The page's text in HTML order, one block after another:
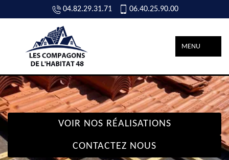
04.82.29.31.71 06.40.25.90.00
MENU
VOIR NOS RÉALISATIONS
CONTACTEZ NOUS